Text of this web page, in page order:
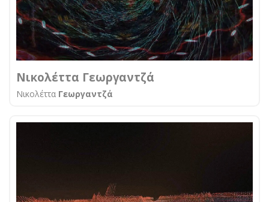
Νικολέττα Γεωργαντζά
Νικολέττα Γεωργαντζά